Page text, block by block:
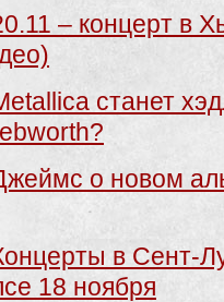
– концерт в
станет
о новом
в Сент-
18 ноября